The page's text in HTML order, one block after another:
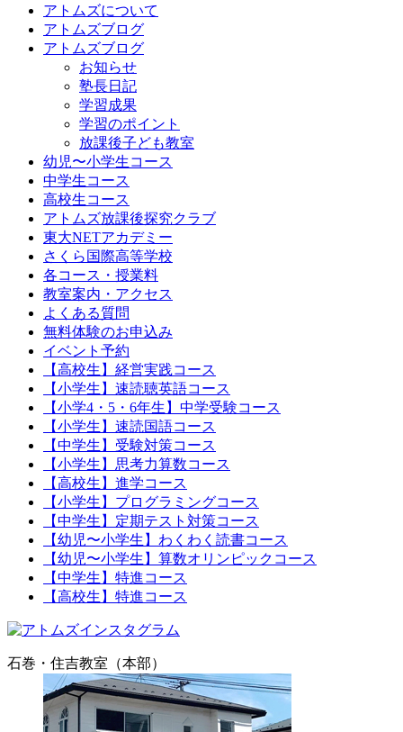
アトムズについて
アトムズブログ
アトムズブログ
お知らせ
塾長日記
学習成果
学習のポイント
放課後子ども教室
幼児〜小学生コース
中学生コース
高校生コース
アトムズ放課後探究クラブ
東大NETアカデミー
さくら国際高等学校
各コース・授業料
教室案内・アクセス
よくある質問
無料体験のお申込み
イベント予約
【高校生】経営実践コース
【小学生】速読聴英語コース
【小学4・5・6年生】中学受験コース
【小学生】速読国語コース
【中学生】受験対策コース
【小学生】思考力算数コース
【高校生】進学コース
【小学生】プログラミングコース
【中学生】定期テスト対策コース
【幼児〜小学生】わくわく読書コース
【幼児〜小学生】算数オリンピックコース
【中学生】特進コース
【高校生】特進コース
石巻・住吉教室（本部）